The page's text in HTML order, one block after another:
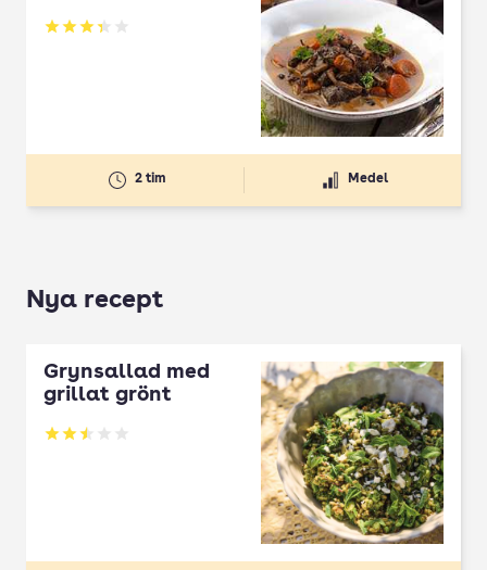
Betyg: 3.34 av 5
2 tim Medel
Nya recept
Grynsallad med
grillat grönt
Betyg: 2.5 av 5